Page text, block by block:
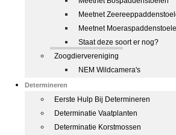
Meetnet
Meetnet
Staat deze soort er nog?
Zoogdiervereniging
NEM Wildcamera's
Determineren
Eerste Hulp Bij Determineren
Determinatie Vaatplanten
Determinatie Korstmossen